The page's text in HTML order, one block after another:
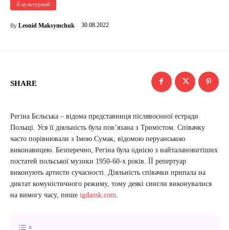
Я культурний
By Leonid Maksymchuk 30.08.2022
SHARE
Регіна Бєльська – відома представниця післявоєнної естради
Польщі. Уся її діяльність була пов’язана з Тримістом. Співачку
часто порівнювали з Імою Сумак, відомою перуанською
виконавицею. Безперечно, Регіна була однією з найталановитіших
постатей польської музики 1950-60-х років. ЇЇ репертуар
виконують артисти сучасності. Діяльність співачки припала на
диктат комуністичного режиму, тому деякі сингли виконувалися
на вимогу часу, пише igdansk.com